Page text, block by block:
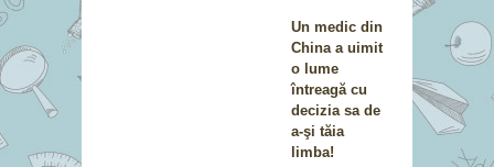
Un medic din
China a uimit
o lume
întreagă cu
decizia sa de
a-şi tăia
limba!